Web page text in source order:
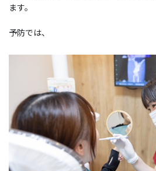
ます。
予防では、